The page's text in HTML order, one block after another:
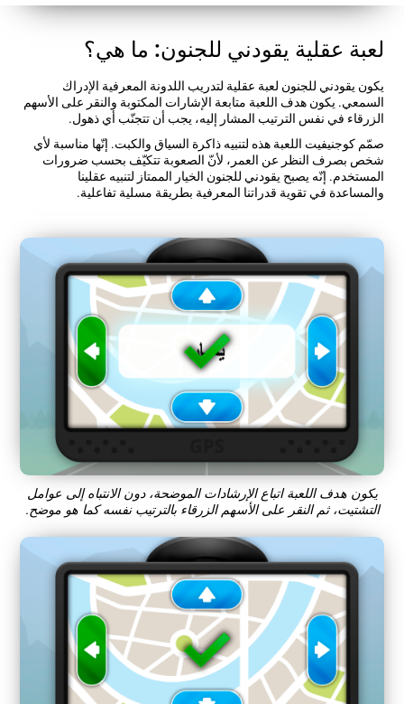
لعبة عقلية يقودني للجنون: ما هي؟
يكون يقودني للجنون لعبة عقلية لتدريب اللدونة المعرفية الإدراك
السمعي. يكون هدف اللعبة متابعة الإشارات المكتوبة والنقر على الأسهم
الزرقاء في نفس الترتيب المشار إليه، يجب أن تتجنّب أي ذهول.
صمّم كوجنيفيت اللعبة هذه لتنبيه ذاكرة السياق والكبت. إنّها مناسبة لأي
شخص بصرف النظر عن العمر، لأنّ الصعوبة تتكيّف بحسب ضرورات
المستخدم. إنّه يصبح يقودني للجنون الخيار الممتاز لتنبيه عقلينا
والمساعدة في تقوية قدراتنا المعرفية بطريقة مسلية تفاعلية.
يكون هدف اللعبة اتباع الإرشادات الموضحة، دون الانتباه إلى عوامل
التشتيت، ثم النقر على الأسهم الزرقاء بالترتيب نفسه كما هو موضح.